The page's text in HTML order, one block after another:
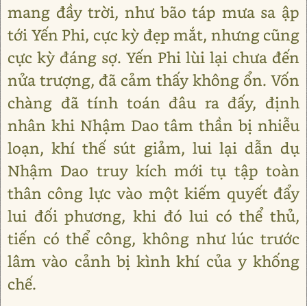
mang đầy trời, như bão táp mưa sa ập
tới Yến Phi, cực kỳ đẹp mắt, nhưng cũng
cực kỳ đáng sợ. Yến Phi lùi lại chưa đến
nửa trượng, đã cảm thấy không ổn. Vốn
chàng đã tính toán đâu ra đấy, định
nhân khi Nhậm Dao tâm thần bị nhiễu
loạn, khí thế sút giảm, lui lại dẫn dụ
Nhậm Dao truy kích mới tụ tập toàn
thân công lực vào một kiếm quyết đẩy
lui đối phương, khi đó lui có thể thủ,
tiến có thể công, không như lúc trước
lâm vào cảnh bị kình khí của y khống
chế.